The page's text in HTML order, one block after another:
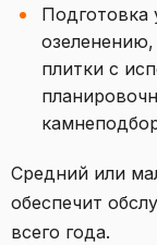
Подготовка
озеленению,
плитки с
Средний или
обеспечит
всего года.